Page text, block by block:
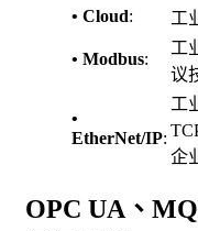
• Cloud: 工
• Modbus:
工
议
•
EtherNet/IP:
工
企
OPC UA、